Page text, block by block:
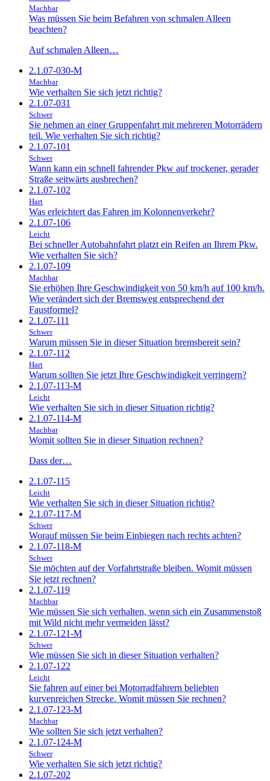
Machbar
Was müssen Sie beim Befahren von schmalen Alleen
beachten?
Auf schmalen Alleen…
2.1.07-030-M
Machbar
Wie verhalten Sie sich jetzt richtig?
2.1.07-031
Schwer
Sie nehmen an einer Gruppenfahrt mit mehreren Motorrädern
teil. Wie verhalten Sie sich richtig?
2.1.07-101
Schwer
Wann kann ein schnell fahrender Pkw auf trockener, gerader
Straße seitwärts ausbrechen?
2.1.07-102
Hart
Was erleichtert das Fahren im Kolonnenverkehr?
2.1.07-106
Leicht
Bei schneller Autobahnfahrt platzt ein Reifen an Ihrem Pkw.
Wie verhalten Sie sich?
2.1.07-109
Machbar
Sie erhöhen Ihre Geschwindigkeit von 50 km/h auf 100 km/h.
Wie verändert sich der Bremsweg entsprechend der
Faustformel?
2.1.07-111
Schwer
Warum müssen Sie in dieser Situation bremsbereit sein?
2.1.07-112
Hart
Warum sollten Sie jetzt Ihre Geschwindigkeit verringern?
2.1.07-113-M
Leicht
Wie verhalten Sie sich in dieser Situation richtig?
2.1.07-114-M
Machbar
Womit sollten Sie in dieser Situation rechnen?
Dass der…
2.1.07-115
Leicht
Wie verhalten Sie sich in dieser Situation richtig?
2.1.07-117-M
Schwer
Worauf müssen Sie beim Einbiegen nach rechts achten?
2.1.07-118-M
Schwer
Sie möchten auf der Vorfahrtstraße bleiben. Womit müssen
Sie jetzt rechnen?
2.1.07-119
Machbar
Wie müssen Sie sich verhalten, wenn sich ein Zusammenstoß
mit Wild nicht mehr vermeiden lässt?
2.1.07-121-M
Schwer
Wie müssen Sie sich in dieser Situation verhalten?
2.1.07-122
Leicht
Sie fahren auf einer bei Motorradfahrern beliebten
kurvenreichen Strecke. Womit müssen Sie rechnen?
2.1.07-123-M
Machbar
Wie sollten Sie sich jetzt verhalten?
2.1.07-124-M
Schwer
Wie verhalten Sie sich jetzt richtig?
2.1.07-202